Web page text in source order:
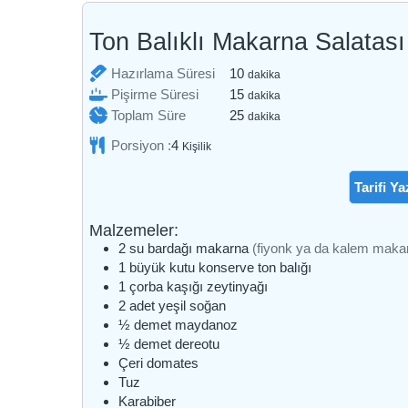
Ton Balıklı Makarna Salatası
Hazırlama Süresi 10dakika
dakika
Pişirme Süresi 15dakika
dakika
Toplam Süre 25dakika
dakika
Porsiyon :4 Kişilik
Tarifi
Malzemeler:
2 su bardağı makarna (fiyonk ya da kalem
1 büyük kutu konserve ton balığı
1 çorba kaşığı zeytinyağı
2 adet yeşil soğan
½demet maydanoz
½demetdereotu
Çeri domates
Tuz
Karabiber